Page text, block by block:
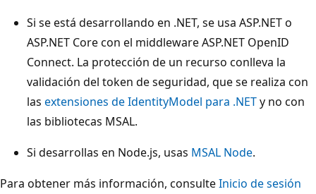
Si se está desarrollando en .NET, se usa ASP.NET o
ASP.NET Core con el middleware ASP.NET OpenID
Connect. La protección de un recurso conlleva la
validación del token de seguridad, que se realiza con
las extensiones de IdentityModel para .NETy no con
las bibliotecas MSAL.
Si desarrollas en Node.js, usas MSAL Node.
Para obtener más información, consulteInicio de sesión